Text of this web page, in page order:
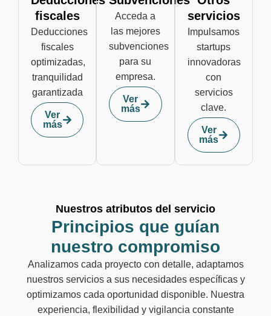
fiscales
Deducciones
fiscales
optimizadas,
tranquilidad
garantizada
Ver
más
Acceda a
las mejores
subvenciones
para su
empresa.
Ver
más
servicios
Impulsamos
startups
innovadoras
con
servicios
clave.
Ver
más
Nuestros atributos del servicio
Principios que guían
nuestro compromiso
Analizamos cada proyecto con detalle, adaptamos
nuestros servicios a sus necesidades específicas y
optimizamos cada oportunidad disponible. Nuestra
experiencia, flexibilidad y vigilancia constante